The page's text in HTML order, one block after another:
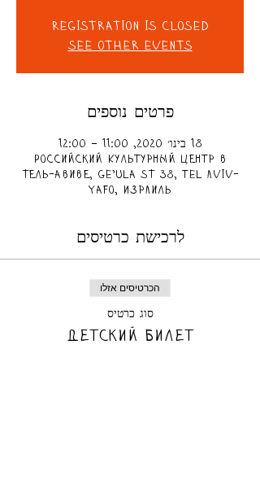
Registration is Closed
See other events
פרטים נוספים
18 בינו׳ 2020, 11:00 – 12:00
Российский Культурный центр в
Тель-Авиве, Ge'ula St 38, Tel Aviv-
Yafo, Израиль
לרכישת כרטיסים
הכרטיסים אזלו
סוג כרטיס
Детский билет